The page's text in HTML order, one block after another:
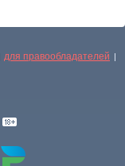
для правообладателей |